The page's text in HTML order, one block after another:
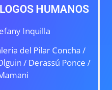
HUMANOS
Inquilla
del Pilar Concha /
/ Derassú Ponce /